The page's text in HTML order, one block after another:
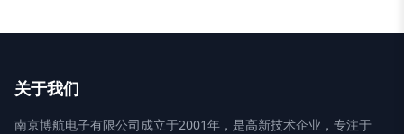
关于我们
南京博航电子有限公司成立于2001年，是高新技术企业，专注于